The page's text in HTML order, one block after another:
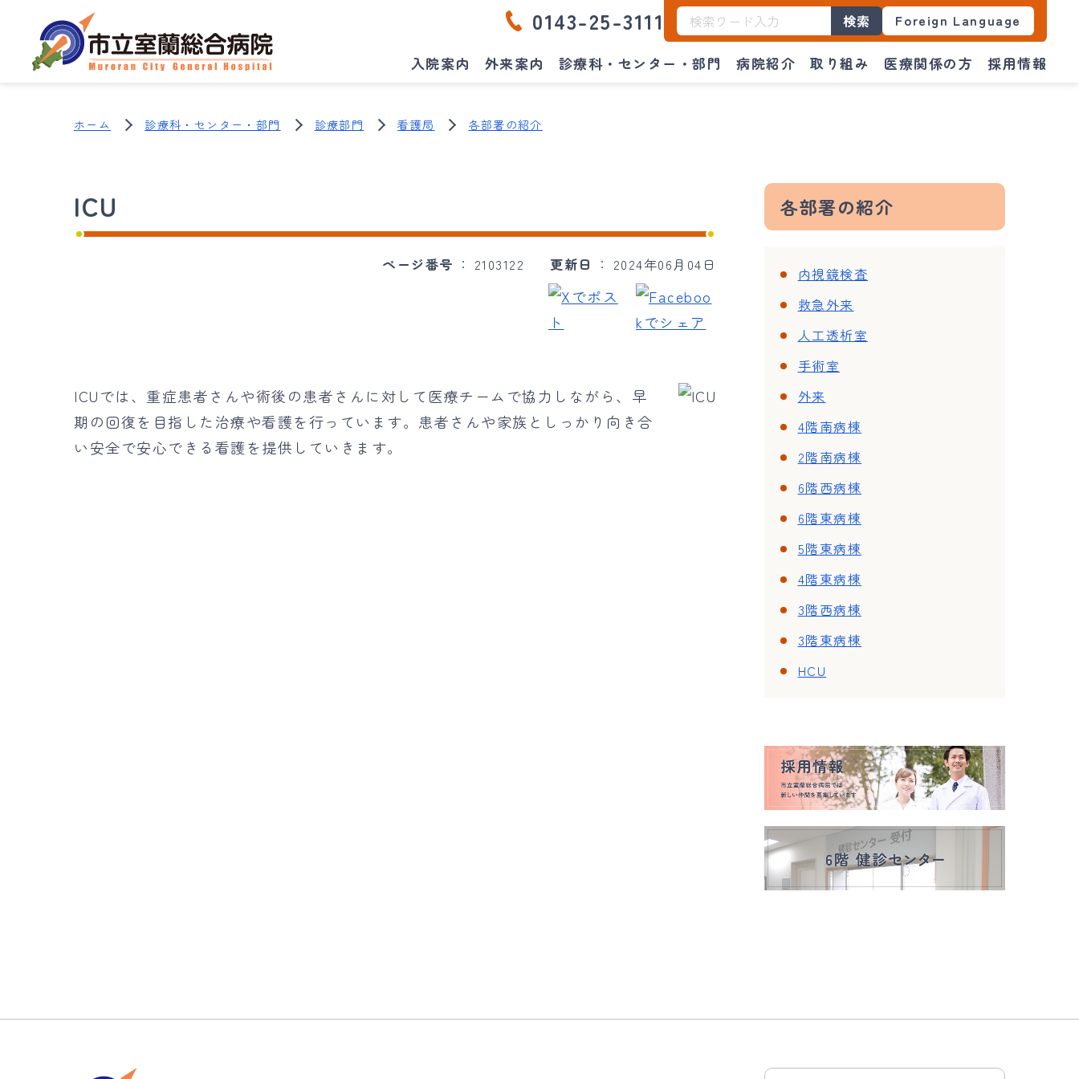
入院案内 外来案内 診療科・センター・部門 病院紹介 取り組み 医療関係の方 採用情報
0143-25-3111 検索 Foreign Language
ホーム 診療科・センター・部門 診療部門 看護局 各部署の紹介
ICU
ページ番号 2103122 更新日 2024年06月04日
ICUでは、重症患者さんや術後の患者さんに対して医療チームで協力しながら、早
期の回復を目指した治療や看護を行っています。患者さんや家族としっかり向き合
い安全で安心できる看護を提供していきます。
各部署の紹介
内視鏡検査
救急外来
人工透析室
手術室
外来
4階南病棟
2階南病棟
6階西病棟
6階東病棟
5階東病棟
4階東病棟
3階西病棟
3階東病棟
HCU